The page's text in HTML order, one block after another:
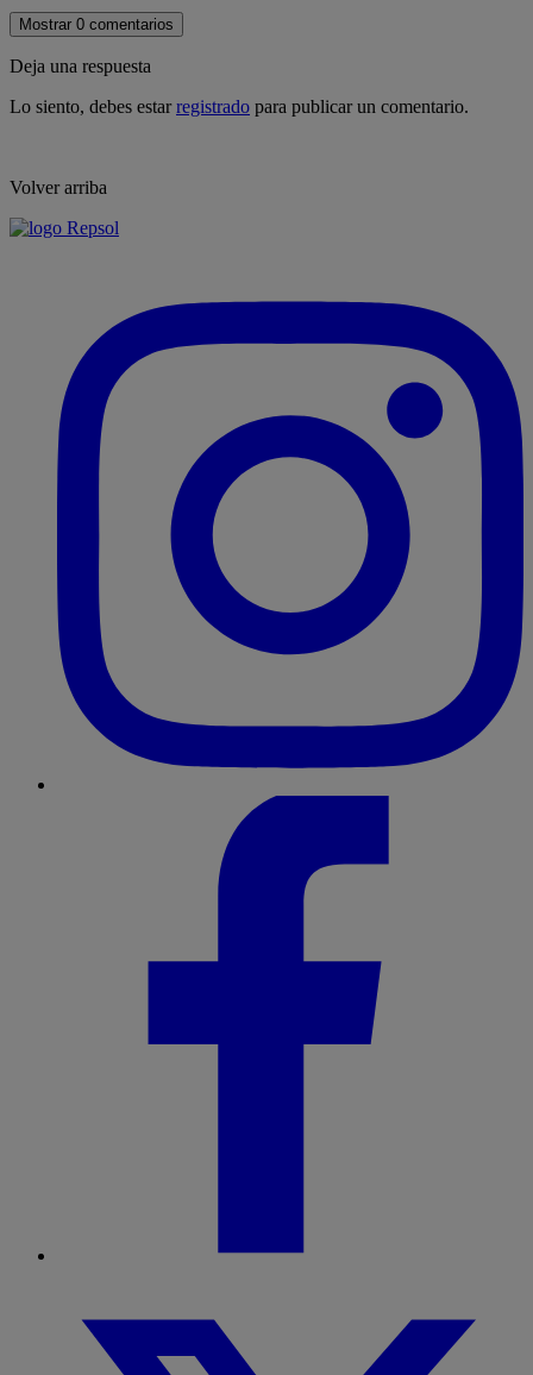
Mostrar 0 comentarios
Deja una respuesta
Lo siento, debes estarregistrado para publicar un comentario.
Volver arriba